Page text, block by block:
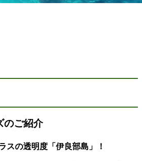
のご紹介
スの透明度「伊良部島」！